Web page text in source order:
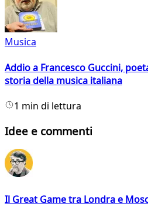
Musica
Addio a Francesco Guccini,
storia della musica italiana
1 min di lettura
Idee e commenti
Il Great Game tra Londra e